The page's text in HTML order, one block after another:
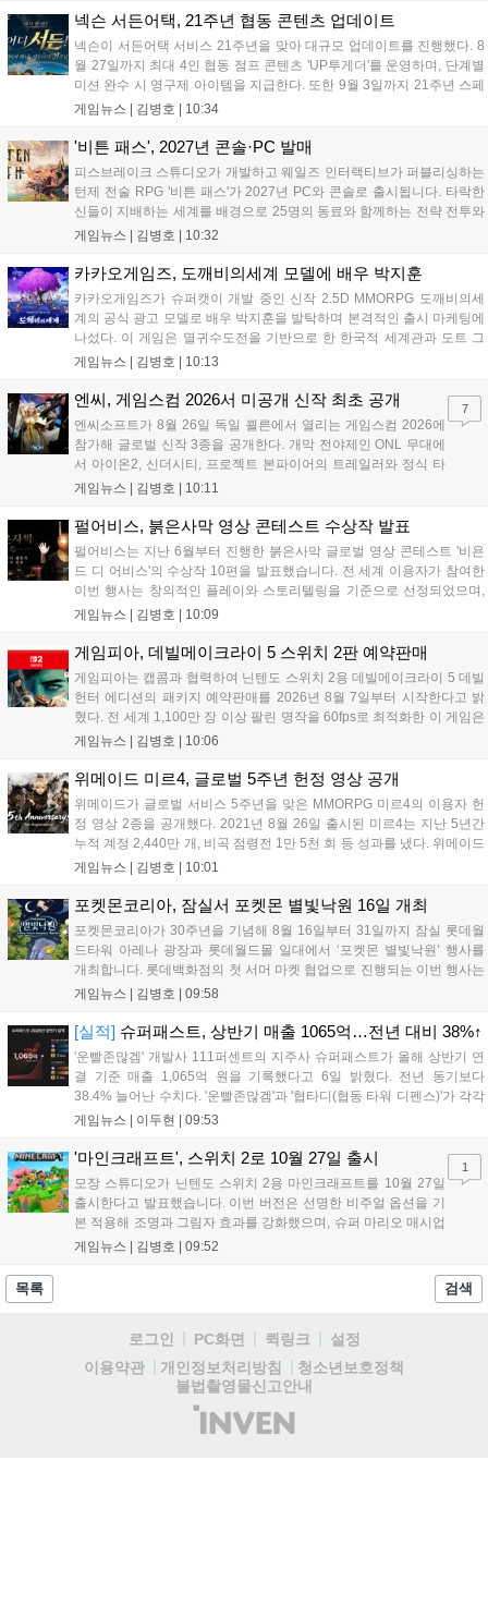
은 신중히 추진하겠다고 밝혔습니다. 향후 지역별 유통 방식은 미
정입니다....
넥슨 서든어택, 21주년 협동 콘텐츠 업데이트
넥슨이 서든어택 서비스 21주년을 맞아 대규모 업데이트를 진행했다. 8
월 27일까지 최대 4인 협동 점프 콘텐츠 'UP투게더'를 운영하며, 단계별
미션 완수 시 영구제 아이템을 지급한다. 또한 9월 3일까지 21주년 스페
셜 교환소와 웹 이벤트, 출석 챌린지 등 다채로운 행사를 연다. 8월 9일까
운영하며 혜택을 제공한다. 특히 8월 6일 오후 8시에는 공식 SOOP 채널
에서 '2026 시즌3 서든라이브' 생방송을 통해 업데이트를 소개하고 시청
자에게 다양한 보상을 지급할 예정이다....
게임뉴스 | 김병호 | 10:34
'비튼 패스', 2027년 콘솔·PC 발매
피스브레이크 스튜디오가 개발하고 웨일즈 인터랙티브가 퍼블리싱하는
턴제 전술 RPG '비튼 패스'가 2027년 PC와 콘솔로 출시됩니다. 타락한
신들이 지배하는 세계를 배경으로 25명의 동료와 함께하는 전략 전투와
듀얼 잡 시스템이 특징입니다. 킥스타터 펀딩을 성공적으로 마친 이 게
은 미정입니다....
게임뉴스 | 김병호 | 10:32
카카오게임즈, 도깨비의세계 모델에 배우 박지훈
카카오게임즈가 슈퍼캣이 개발 중인 신작 2.5D MMORPG 도깨비의세
계의 공식 광고 모델로 배우 박지훈을 발탁하며 본격적인 출시 마케팅에
나섰다. 이 게임은 멸귀수도전을 기반으로 한 한국적 세계관과 도트 그
래픽이 특징이다. 오는 8월 사전등록을 시작으로 9월에는 쇼케이스를 통
즈는 박지훈의 이미지를 활용해 게임의 독창적인 재미를 알릴 계획이
다....
게임뉴스 | 김병호 | 10:13
엔씨, 게임스컴 2026서 미공개 신작 최초 공개
엔씨소프트가 8월 26일 독일 쾰른에서 열리는 게임스컴 2026에
참가해 글로벌 신작 3종을 공개한다. 개막 전야제인 ONL 무대에
서 아이온2, 신더시티, 프로젝트 본파이어의 트레일러와 정식 타
이틀이 발표될 예정이다. 특히 아이온2는 9월 30일 얼리액세스를
베일을 벗는다. 또한 북미 스튜디오가 개발 중인 길드워3는 B2B
관에 출품되어 글로벌 시장 공략에 나선다. 엔씨는 이번 행사를
통해 전 세계 이용자와의 접점을 확대하고 신작에 대한 기대감을
극대화할 계획이다....
게임뉴스 | 김병호 | 10:11
7
펄어비스, 붉은사막 영상 콘테스트 수상작 발표
펄어비스는 지난 6월부터 진행한 붉은사막 글로벌 영상 콘테스트 '비욘
드 디 어비스'의 수상작 10편을 발표했습니다. 전 세계 이용자가 참여한
이번 행사는 창의적인 플레이와 스토리텔링을 기준으로 선정되었으며,
수상자들에게는 펄어비스 사옥 '홈 원' 초청 혜택과 기념 주화 및 굿즈가
인공 클리프의 여정을 담은 액션 어드벤처 게임으로 기대를 모으고 있습
니다....
게임뉴스 | 김병호 | 10:09
게임피아, 데빌메이크라이 5 스위치 2판 예약판매
게임피아는 캡콤과 협력하여 닌텐도 스위치 2용 데빌메이크라이 5 데빌
헌터 에디션의 패키지 예약판매를 2026년 8월 7일부터 시작한다고 밝
혔다. 전 세계 1,100만 장 이상 팔린 명작을 60fps로 최적화한 이 게임은
한국어를 공식 지원하며, 본편 외 다양한 추가 콘텐츠가 포함된다. 국내
쇼핑몰에서 진행된다. 청소년 이용 불가 등급이다....
게임뉴스 | 김병호 | 10:06
위메이드 미르4, 글로벌 5주년 헌정 영상 공개
위메이드가 글로벌 서비스 5주년을 맞은 MMORPG 미르4의 이용자 헌
정 영상 2종을 공개했다. 2021년 8월 26일 출시된 미르4는 지난 5년간
누적 계정 2,440만 개, 비곡 점령전 1만 5천 회 등 성과를 냈다. 위메이드
는 감사의 의미를 담은 오리지널 음원 뮤직비디오와 성과 정리 영상을
하겠다는 의지를 밝혔다....
게임뉴스 | 김병호 | 10:01
포켓몬코리아, 잠실서 포켓몬 별빛낙원 16일 개최
포켓몬코리아가 30주년을 기념해 8월 16일부터 31일까지 잠실 롯데월
드타워 아레나 광장과 롯데월드몰 일대에서 ‘포켓몬 별빛낙원’ 행사를
개최합니다. 롯데백화점의 첫 서머 마켓 협업으로 진행되는 이번 행사는
초대형 잉어킹 수로와 LED 폭포 등 신비로운 테마 공간과 팝업스토어,
화점몰에서 진행되며, 방문객에게는 프로모 카드 등 다양한 혜택이 제공
됩니다. 포켓몬과 함께하는 이번 여름 축제는 포켓몬 공식 홈페이지를
통해 상세 내용을 확인할 수 있습니다....
게임뉴스 | 김병호 | 09:58
[실적] 슈퍼패스트, 상반기 매출 1065억…전년 대비 38%↑
'운빨존많겜' 개발사 111퍼센트의 지주사 슈퍼패스트가 올해 상반기 연
결 기준 매출 1,065억 원을 기록했다고 6일 밝혔다. 전년 동기보다
38.4% 늘어난 수치다. '운빨존많겜'과 '협타디(협동 타워 디펜스)'가 각각
629억 원과 329억 원을 올려 전체 매출의 90%를 채웠다. 특히 2024년
게임뉴스 | 이두현 | 09:53
'마인크래프트', 스위치 2로 10월 27일 출시
모장 스튜디오가 닌텐도 스위치 2용 마인크래프트를 10월 27일
출시한다고 발표했습니다. 이번 버전은 선명한 비주얼 옵션을 기
본 적용해 조명과 그림자 효과를 강화했으며, 슈퍼 마리오 매시업
팩도 업데이트됩니다. 기존 월드 이관이 가능하며 디지털 업그레
됩니다. 일부 환경에서는 해당 그래픽 옵션이 제한될 수 있습니
게임뉴스 | 김병호 | 09:52
1
목록 검색
로그인 PC화면 퀵링크
설정
이용약관
개인정보처리방침
청소년보호정책
불법촬영물신고안내
(주)
인